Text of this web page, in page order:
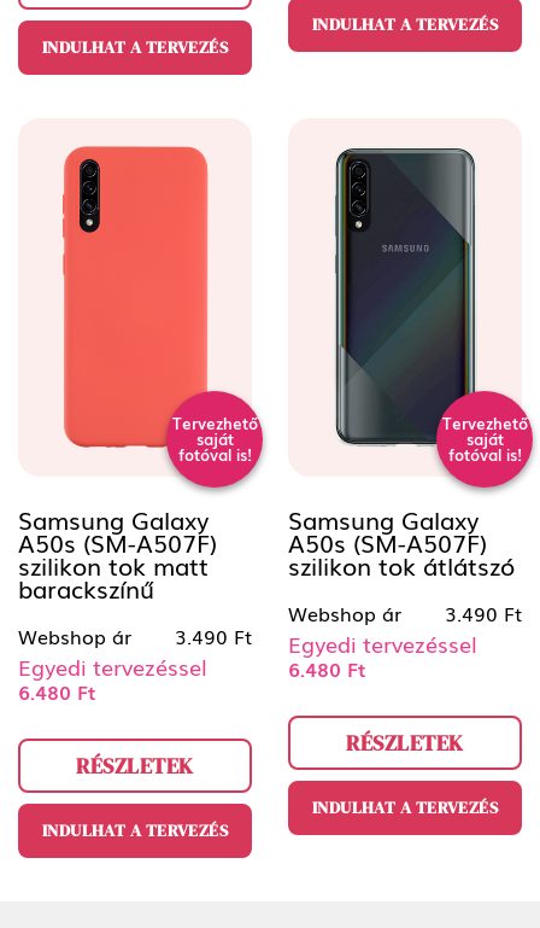
INDULHAT A TERVEZÉS
INDULHAT A TERVEZÉS
Tervezhető
saját
fotóval is!
Samsung Galaxy
A50s (SM-A507F)
szilikon tok matt
barackszínű
Webshop ár 3.490 Ft
Egyedi tervezéssel
6.480 Ft
RÉSZLETEK
INDULHAT A TERVEZÉS
Tervezhető
saját
fotóval is!
Samsung Galaxy
A50s (SM-A507F)
szilikon tok átlátszó
Webshop ár 3.490 Ft
Egyedi tervezéssel
6.480 Ft
RÉSZLETEK
INDULHAT A TERVEZÉS